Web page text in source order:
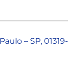
– SP, 01319-